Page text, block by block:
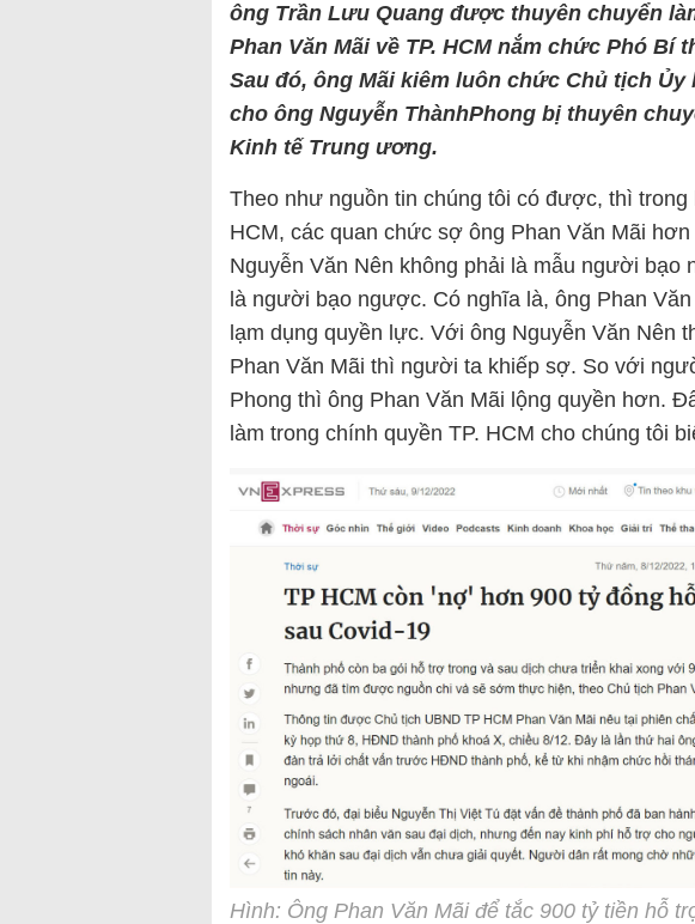
ông Trần Lưu Quang được thuyên chuyển
Phan Văn Mãi về TP. HCM nắm chức Phó Bí
Sau đó, ông Mãi kiêm luôn chức Chủ tịch Ủy
cho ông Nguyễn ThànhPhong bị thuyên
Kinh tế Trung ương.
Theo như nguồn tin chúng tôi có được, thì trong
HCM, các quan chức sợ ông Phan Văn Mãi
Nguyễn Văn Nên không phải là mẫu người bạo
là người bạo ngược. Có nghĩa là, ông Phan
lạm dụng quyền lực. Với ông Nguyễn Văn Nên
Phan Văn Mãi thì người ta khiếp sợ. So với
Phong thì ông Phan Văn Mãi lộng quyền hơn.
làm trong chính quyền TP. HCM cho chúng tôi
Hình: Ông Phan Văn Mãi để tắc 900 tỷ tiền hỗ